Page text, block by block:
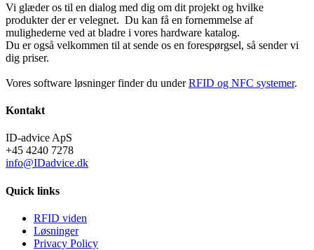
Vi glæder os til en dialog med dig om dit projekt og hvilke
produkter der er velegnet. Du kan få en fornemmelse af
mulighederne ved at bladre i vores hardware katalog.
Du er også velkommen til at sende os en forespørgsel, så sender vi
dig priser.
Vores software løsninger finder du underRFID og NFC systemer.
Kontakt
ID-advice ApS
+45 4240 7278
info@IDadvice.dk
Quick links
RFID viden
Løsninger
Privacy Policy